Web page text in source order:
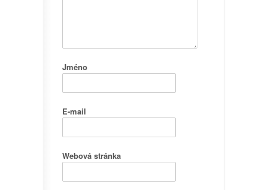
Jméno
E-mail
Webová stránka